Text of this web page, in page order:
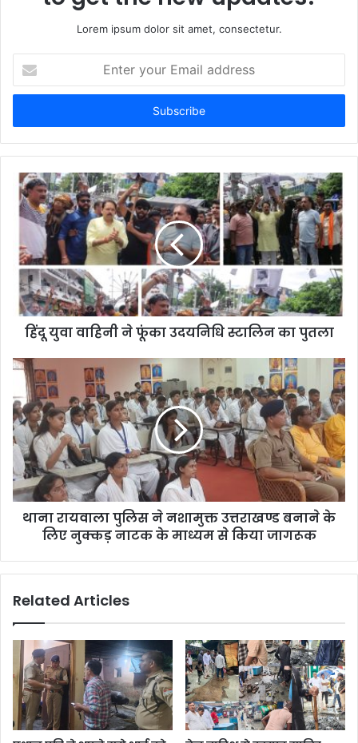
Lorem ipsum dolor sit amet, consectetur.
your
Email
हिंदू युवा वाहिनी ने फूंका उदयनिधि स्टालिन का पुतला
थाना रायवाला पुलिस ने नशामुक्त उत्तराखण्ड बनाने के
लिए नुक्कड़ नाटक के माध्यम से किया जागरूक
Related Articles